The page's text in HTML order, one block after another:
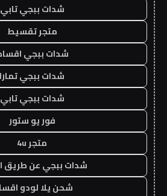
شدات ببجي تابي
متجر تقسيط
شدات ببجي
شدات ببجي تمارا
شدات ببجي تابي
فور يو ستور
متجر 4u
شدات ببجي عن طريق
شحن يلا لودو